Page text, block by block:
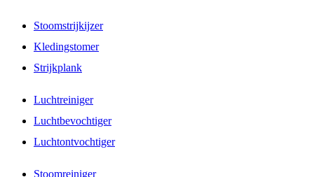
Stoomstrijkijzer
Kledingstomer
Strijkplank
Luchtreiniger
Luchtbevochtiger
Luchtontvochtiger
Stoomreiniger